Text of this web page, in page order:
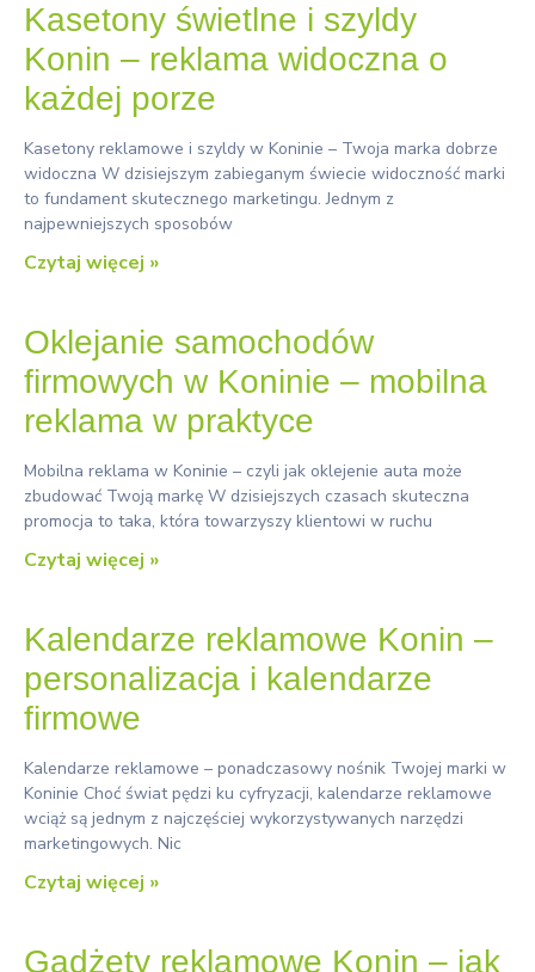
Kasetony świetlne i szyldy
Konin – reklama widoczna o
każdej porze
Kasetony reklamowe i szyldy w Koninie – Twoja marka dobrze
widoczna W dzisiejszym zabieganym świecie widoczność marki
to fundament skutecznego marketingu. Jednym z
najpewniejszych sposobów
Czytaj więcej »
Oklejanie samochodów
firmowych w Koninie – mobilna
reklama w praktyce
Mobilna reklama w Koninie – czyli jak oklejenie auta może
zbudować Twoją markę W dzisiejszych czasach skuteczna
promocja to taka, która towarzyszy klientowi w ruchu
Czytaj więcej »
Kalendarze reklamowe Konin –
personalizacja i kalendarze
firmowe
Kalendarze reklamowe – ponadczasowy nośnik Twojej marki w
Koninie Choć świat pędzi ku cyfryzacji, kalendarze reklamowe
wciąż są jednym z najczęściej wykorzystywanych narzędzi
marketingowych. Nic
Czytaj więcej »
Gadżety reklamowe Konin – jak